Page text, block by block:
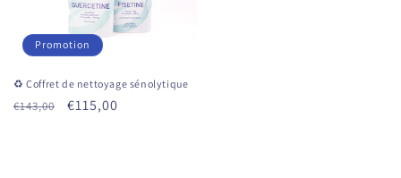
Promotion
♻ Coffret de nettoyage sénolytique
Prix
€143,00
Prix
€115,00